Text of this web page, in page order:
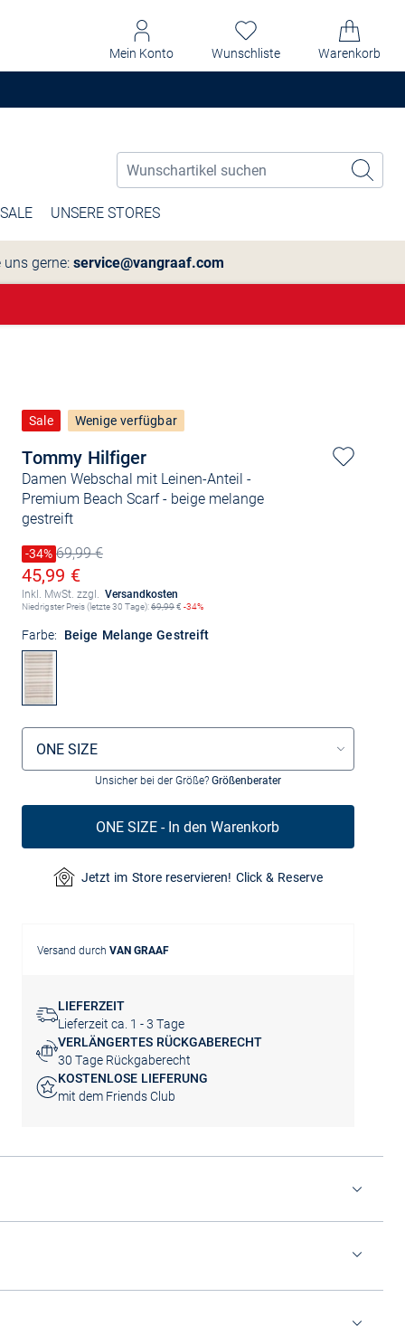
Mein Konto Wunschliste Warenkorb
SALE UNSERE STORES
gerne: service@vangraaf.com
Tommy Hilfiger
Damen Webschal mit Leinen-Anteil -
Premium Beach Scarf- beige melange
gestreift
Sale Wenige verfügbar
Preis reduziert um
-34%
Alter Preis69,99 €
Ermäßigter Preis
45,99 €
Inkl. MwSt. zzgl. Versandkosten
Niedrigster Preis (letzte 30 Tage):69,99€ -34%
Farbe: Beige Melange Gestreift
Größenauswahl
ONE SIZE
Unsicher bei der Größe? Größenberater
ONE SIZE - In den Warenkorb
Jetzt im Store reservieren! Click & Reserve
Versand durch VAN GRAAF
LIEFERZEIT
Lieferzeit ca. 1 - 3 Tage
VERLÄNGERTES RÜCKGABERECHT
30 Tage Rückgaberecht
KOSTENLOSE LIEFERUNG
mit dem Friends Club